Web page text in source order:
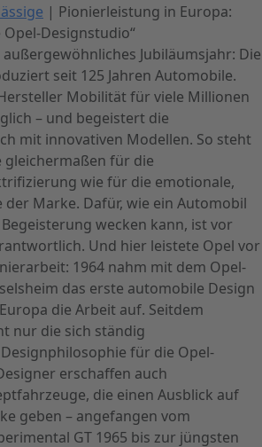
| Pionierleistung in Europa:
Opel-Designstudio“
Jubiläumsjahr: Die
seit 125 Jahren Automobile.
Mobilität für viele Millionen
– und begeistert die
mit innovativen Modellen. So steht
gleichermaßen für die
wie für die emotionale,
der Marke. Dafür, wie ein Automobil
wecken kann, ist vor
Und hier leistete Opel vor
1964 nahm mit dem Opel-
das erste automobile Design
die Arbeit auf. Seitdem
nur die sich ständig
für die Opel-
erschaffen auch
die einen Ausblick auf
geben – angefangen vom
GT 1965 bis zur jüngsten